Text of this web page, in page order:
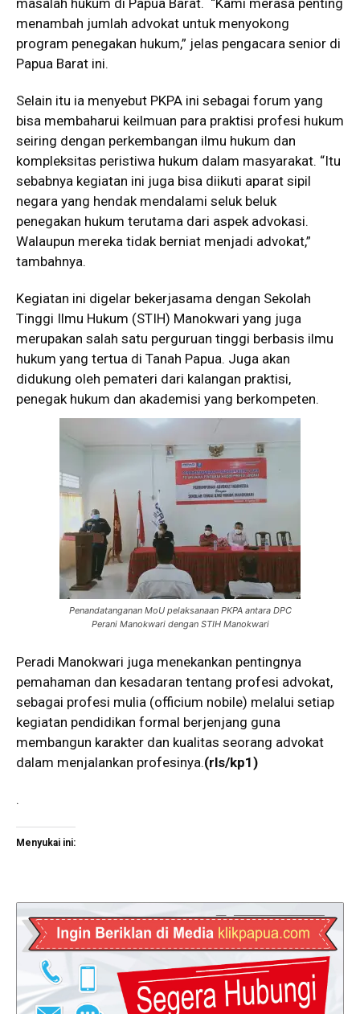
menambah jumlah advokat untuk menyokong
program penegakan hukum,” jelas pengacara senior di
Papua Barat ini.
Selain itu ia menyebut PKPA ini sebagai forum yang
bisa membaharui keilmuan para praktisi profesi hukum
seiring dengan perkembangan ilmu hukum dan
kompleksitas peristiwa hukum dalam masyarakat. “Itu
sebabnya kegiatan ini juga bisa diikuti aparat sipil
negara yang hendak mendalami seluk beluk
penegakan hukum terutama dari aspek advokasi.
Walaupun mereka tidak berniat menjadi advokat,”
tambahnya.
Kegiatan ini digelar bekerjasama dengan Sekolah
Tinggi Ilmu Hukum (STIH) Manokwari yang juga
merupakan salah satu perguruan tinggi berbasis ilmu
hukum yang tertua di Tanah Papua. Juga akan
didukung oleh pemateri dari kalangan praktisi,
penegak hukum dan akademisi yang berkompeten.
Penandatanganan MoU pelaksanaan PKPA antara DPC
Perani Manokwari dengan STIH Manokwari
Peradi Manokwari juga menekankan pentingnya
pemahaman dan kesadaran tentang profesi advokat,
sebagai profesi mulia (officium nobile) melalui setiap
kegiatan pendidikan formal berjenjang guna
membangun karakter dan kualitas seorang advokat
dalam menjalankan profesinya.(rls/kp1)
.
Menyukai ini: